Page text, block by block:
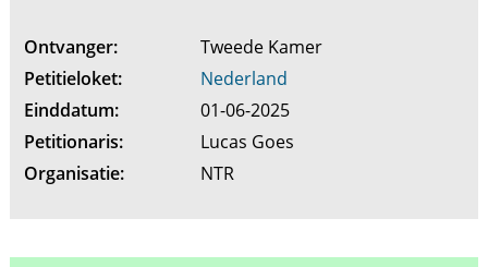
Ontvanger:
Tweede Kamer
Petitieloket:
Nederland
Einddatum:
01-06-2025
Petitionaris:
Lucas Goes
Organisatie:
NTR